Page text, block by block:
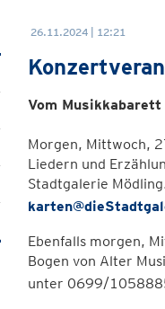
26.11.2024 | 12:21
Vom
Morgen, Mittwoch,
Liedern und
Stadtgalerie
Ebenfalls morgen,
Bogen von Alter
unter 0699/